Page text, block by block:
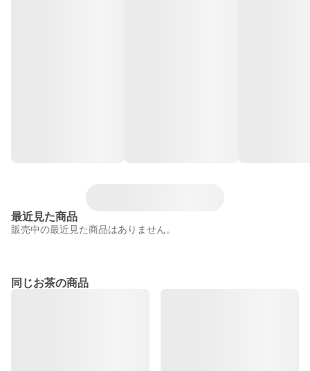
最近見た商品
販売中の最近見た商品はありません。
同じお茶の商品